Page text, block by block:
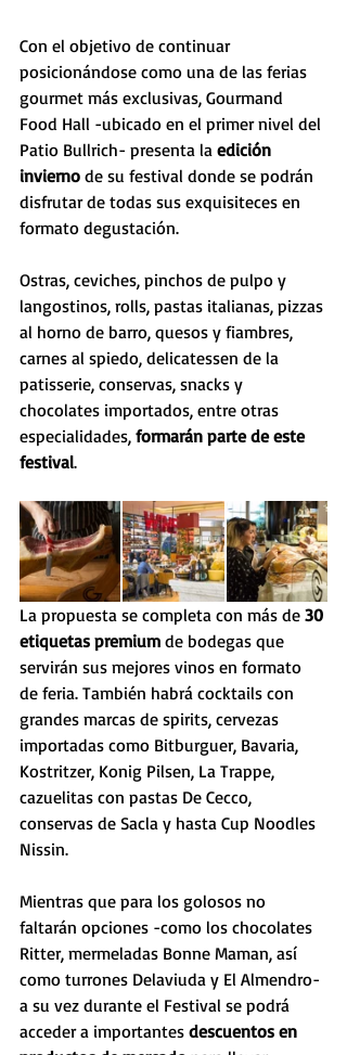
Con el objetivo de continuar
posicionándose como una de las ferias
gourmet más exclusivas, Gourmand
Food Hall -ubicado en el primer nivel del
Patio Bullrich- presenta la edición
invierno de su festival donde se podrán
disfrutar de todas sus exquisiteces en
formato degustación.
Ostras, ceviches, pinchos de pulpo y
langostinos, rolls, pastas italianas, pizzas
al horno de barro, quesos y fiambres,
carnes al spiedo, delicatessen de la
patisserie, conservas, snacks y
chocolates importados, entre otras
especialidades, formarán parte de este
festival.
La propuesta se completa con más de 30
etiquetas premium de bodegas que
servirán sus mejores vinos en formato
de feria. También habrá cocktails con
grandes marcas de spirits, cervezas
importadas como Bitburguer, Bavaria,
Kostritzer, Konig Pilsen, La Trappe,
cazuelitas con pastas De Cecco,
conservas de Sacla y hasta Cup Noodles
Nissin.
Mientras que para los golosos no
faltarán opciones -como los chocolates
Ritter, mermeladas Bonne Maman, así
como turrones Delaviuda y El Almendro-
a su vez durante el Festival se podrá
acceder a importantes descuentos en